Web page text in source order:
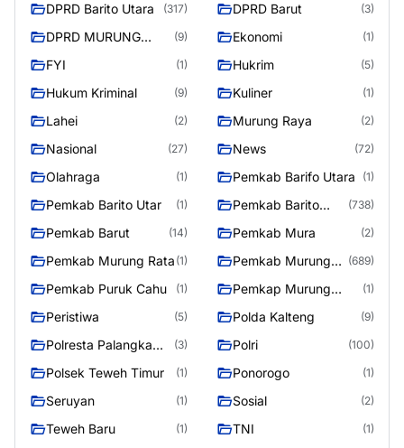
DPRD Barito Utara (317) DPRD Barut (3)
DPRD MURUNG
(9) Ekonomi (1)
FYI (1) Hukrim (5)
Hukum Kriminal (9) Kuliner (1)
Lahei (2) Murung Raya (2)
Nasional (27) News (72)
Olahraga (1) Pemkab Barifo Utara (1)
Pemkab Barito Utar (1)
Pemkab Barito
(738)
Pemkab Barut (14) Pemkab Mura (2)
Pemkab Murung Rata (1)
Pemkab Murung
(689)
Pemkab Puruk Cahu (1)
Pemkap Murung
(1)
Peristiwa (5) Polda Kalteng (9)
Polresta Palangka
(3) Polri (100)
Polsek Teweh Timur (1) Ponorogo (1)
Seruyan (1) Sosial (2)
Teweh Baru (1) TNI (1)